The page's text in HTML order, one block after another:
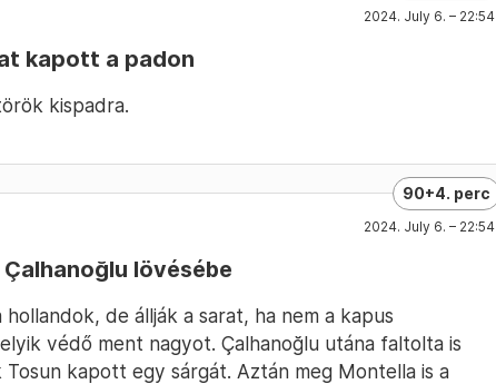
2024. July 6. – 22:54
kapott a padon
kispadra.
90+4. perc
2024. July 6. – 22:54
lövésébe
de állják a sarat, ha nem a kapus
védő ment nagyot. Çalhanoğlu utána faltolta is
kapott egy sárgát. Aztán meg Montella is a